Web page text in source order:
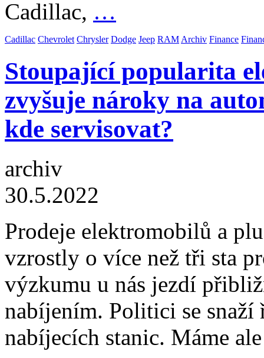
Cadillac, …
Cadillac Chevrolet Chrysler Dodge Jeep RAM Archiv Finance
Stoupající popularita
zvyšuje nároky na
kde servisovat?
archiv
30.5.2022
Prodeje elektromobilů a
vzrostly o více než tři sta
výzkumu u nás jezdí
nabíjením. Politici se snaží
nabíjecích stanic. Máme